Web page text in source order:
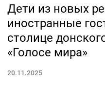
Дети из новых
иностранные
столице
«Голосе мира»
20.11.2025